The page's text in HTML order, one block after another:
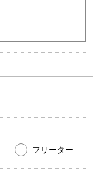
フリーター